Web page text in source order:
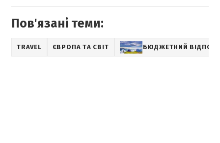
Пов'язані теми:
TRAVEL ЄВРОПА ТА СВІТ БЮДЖЕТНИЙ